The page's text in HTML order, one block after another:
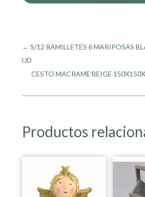
← S/12 RAMILLETES 6 MARIPOSAS
UD
CESTO MACRAME'BEIGE
Productos